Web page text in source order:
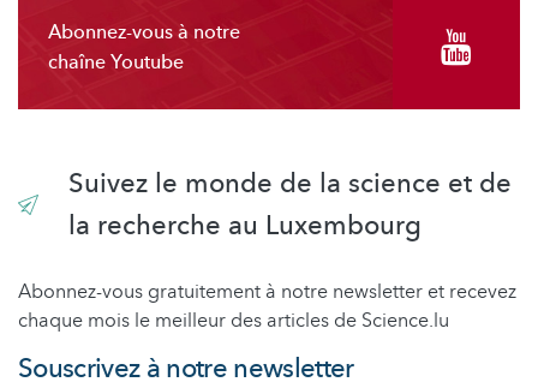
Abonnez-vous à notre
chaîne Youtube
Suivez le monde de la science et de
la recherche au Luxembourg
Abonnez-vous gratuitement à notre newsletter et recevez
chaque mois le meilleur des articles de Science.lu
Souscrivez à notre newsletter